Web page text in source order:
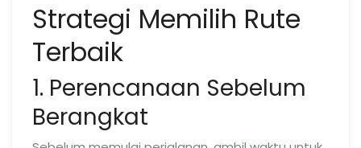
Strategi Memilih Rute
Terbaik
1. Perencanaan Sebelum
Berangkat